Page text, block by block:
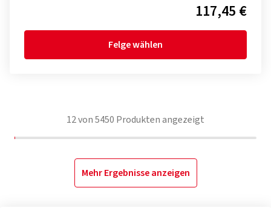
117,45 €
Felge wählen
12von5450 Produkten angezeigt
Mehr Ergebnisse anzeigen